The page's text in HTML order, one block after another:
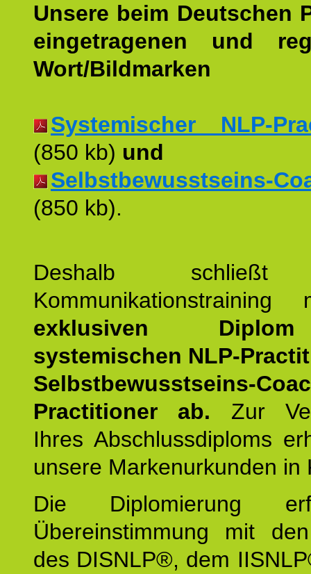
Unsere beim Deutschen
eingetragenen und
Wort/Bildmarken
Systemischer NLP-
(850 kb) und
Selbstbewusstseins-
(850 kb).
Deshalb schließt
exklusiven
systemischen NLP-
Selbstbewusstseins-
Practitioner ab. Zur
Ihres Abschlussdiploms
unsere Markenurkunden in
Die Diplomierung
Übereinstimmung mit
des DISNLP®, dem